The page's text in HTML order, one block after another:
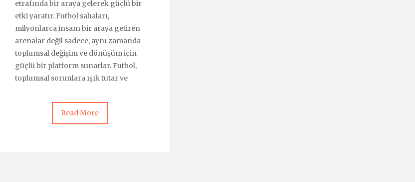
etrafında bir araya gelerek güçlü bir
etki yaratır. Futbol sahaları,
milyonlarca insanı bir araya getiren
arenalar değil sadece, aynı zamanda
toplumsal değişim ve dönüşüm için
güçlü bir platform sunarlar. Futbol,
toplumsal sorunlara ışık tutar ve
Read More